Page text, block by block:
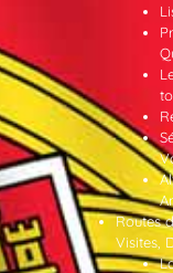
Routes
Visites,